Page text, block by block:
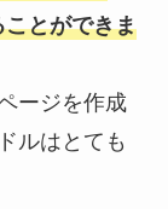
とができま
ージを作成
ルはとても